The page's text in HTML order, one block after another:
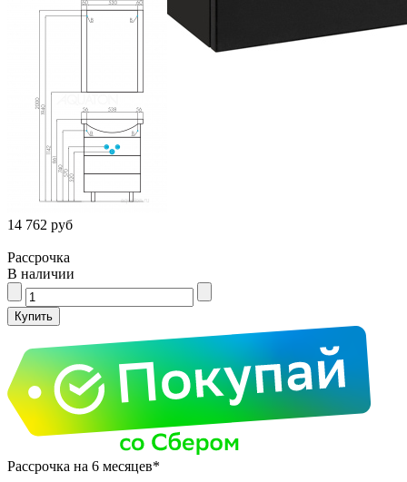
14 762 руб
Рассрочка
В наличии
Рассрочка на 6 месяцев*